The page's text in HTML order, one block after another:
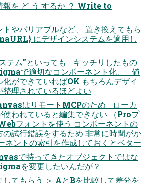
報を ど う するか ？ Write to
トやバリアブルなど、 置き換えてもら
にデザインシステムを適用し
テム”といっても キッチリしたもの
で適切なコンポーネント化、 値
化ができていればOK もちろんデザイ
整理されているほどよい
はリモートMCPのため ローカ
使われていると編集できない （Proプ
フォントを使う コンポーネントの
の試行錯誤をするため 非常に時間がか
ネントの索引を作成しておくとベター
で持ってきたオブジェクトではな
を変更したいんだが？
してもらう ＞ AとBを比較して差分を